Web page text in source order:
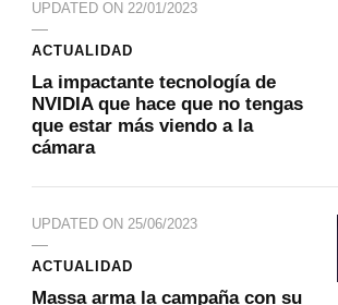
UPDATED ON 22/01/2023
ACTUALIDAD
La impactante tecnología de
NVIDIA que hace que no tengas
que estar más viendo a la
cámara
UPDATED ON 25/06/2023
ACTUALIDAD
Massa arma la campaña con su